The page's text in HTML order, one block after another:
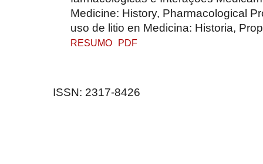
Medicine: History, Pharmacological
uso de litio en Medicina: Historia,
RESUMO PDF
ISSN: 2317-8426